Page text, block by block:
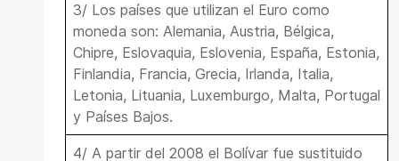
3/ Los países que utilizan el Euro como
moneda son: Alemania, Austria, Bélgica,
Chipre, Eslovaquia, Eslovenia, España, Estonia,
Finlandia, Francia, Grecia, Irlanda, Italia,
Letonia, Lituania, Luxemburgo, Malta, Portugal
y Países Bajos.
4/ A partir del 2008 el Bolívar fue sustituido